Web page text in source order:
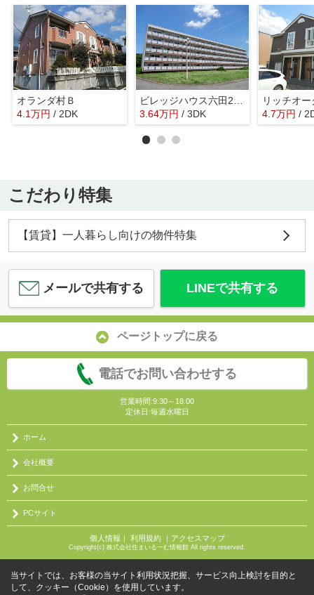
オランダ村Ｂ
4.1万円 / 2DK
3.64万円 / 3DK 4.7万円 /
こだわり特集
【賃貸】一人暮らし向けの物件特集
メールで共有する LINEで共有する
ページトップに戻る
電話でお問い合わせする
営業時間:9:30～18:00
定休日:毎週水曜日
ホーム
会社概要
お問合せ
PCサイト
個人情報 利用規約｜ アクセスマップ
Copyright(c) 株式会社住まいるーむ情報館 All rights reserved.
当サイトでは、お客様の当サイト利用状況把握、サービス向上検討を目的と
して、クッキー（Cookie）を使用しています。